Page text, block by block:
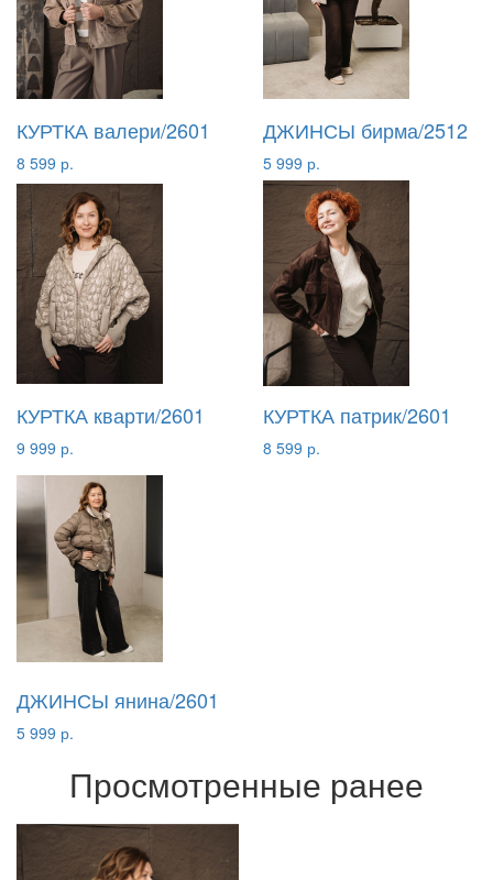
КУРТКА валери/2601
8 599 р.
ДЖИНСЫ бирма/2512
5 999 р.
КУРТКА кварти/2601
9 999 р.
КУРТКА патрик/2601
8 599 р.
ДЖИНСЫ янина/2601
5 999 р.
Просмотренные ранее